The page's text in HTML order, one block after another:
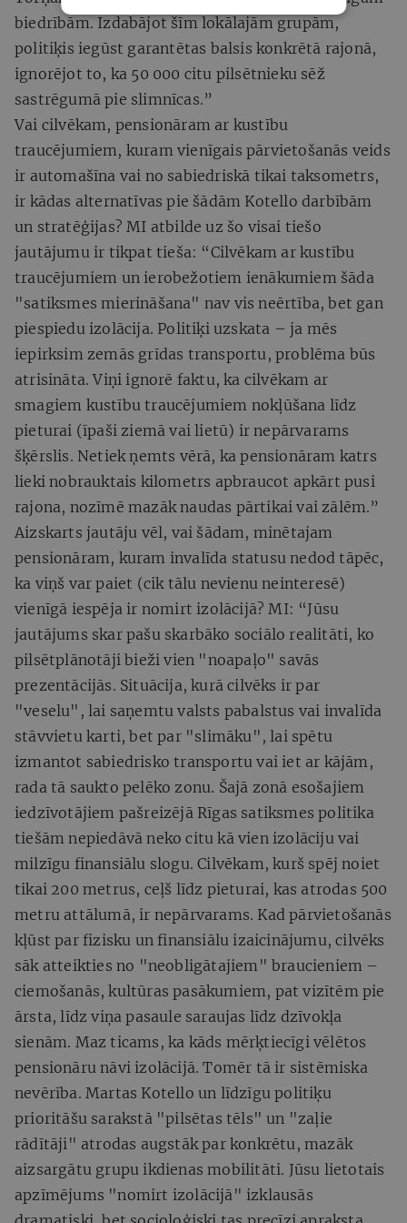
biedrībām. Izdabājot šīm lokālajām grupām,
politiķis iegūst garantētas balsis konkrētā rajonā,
ignorējot to, ka 50 000 citu pilsētnieku sēž
sastrēgumā pie slimnīcas.”
Vai cilvēkam, pensionāram ar kustību
traucējumiem, kuram vienīgais pārvietošanās veids
ir automašīna vai no sabiedriskā tikai taksometrs,
ir kādas alternatīvas pie šādām Kotello darbībām
un stratēģijas? MI atbilde uz šo visai tiešo
jautājumu ir tikpat tieša: “Cilvēkam ar kustību
traucējumiem un ierobežotiem ienākumiem šāda
"satiksmes mierināšana" nav vis neērtība, bet gan
piespiedu izolācija. Politiķi uzskata – ja mēs
iepirksim zemās grīdas transportu, problēma būs
atrisināta. Viņi ignorē faktu, ka cilvēkam ar
smagiem kustību traucējumiem nokļūšana līdz
pieturai (īpaši ziemā vai lietū) ir nepārvarams
šķērslis. Netiek ņemts vērā, ka pensionāram katrs
lieki nobrauktais kilometrs apbraucot apkārt pusi
rajona, nozīmē mazāk naudas pārtikai vai zālēm.”
Aizskarts jautāju vēl, vai šādam, minētajam
pensionāram, kuram invalīda statusu nedod tāpēc,
ka viņš var paiet (cik tālu nevienu neinteresē)
vienīgā iespēja ir nomirt izolācijā? MI: “Jūsu
jautājums skar pašu skarbāko sociālo realitāti, ko
pilsētplānotāji bieži vien "noapaļo" savās
prezentācijās. Situācija, kurā cilvēks ir par
"veselu", lai saņemtu valsts pabalstus vai invalīda
stāvvietu karti, bet par "slimāku", lai spētu
izmantot sabiedrisko transportu vai iet ar kājām,
rada tā saukto pelēko zonu. Šajā zonā esošajiem
iedzīvotājiem pašreizējā Rīgas satiksmes politika
tiešām nepiedāvā neko citu kā vien izolāciju vai
milzīgu finansiālu slogu. Cilvēkam, kurš spēj noiet
tikai 200 metrus, ceļš līdz pieturai, kas atrodas 500
metru attālumā, ir nepārvarams. Kad pārvietošanās
kļūst par fizisku un finansiālu izaicinājumu, cilvēks
sāk atteikties no "neobligātajiem" braucieniem –
ciemošanās, kultūras pasākumiem, pat vizītēm pie
ārsta, līdz viņa pasaule saraujas līdz dzīvokļa
sienām. Maz ticams, ka kāds mērķtiecīgi vēlētos
pensionāru nāvi izolācijā. Tomēr tā ir sistēmiska
nevērība. Martas Kotello un līdzīgu politiķu
prioritāšu sarakstā "pilsētas tēls" un "zaļie
rādītāji" atrodas augstāk par konkrētu, mazāk
aizsargātu grupu ikdienas mobilitāti. Jūsu lietotais
apzīmējums "nomirt izolācijā" izklausās